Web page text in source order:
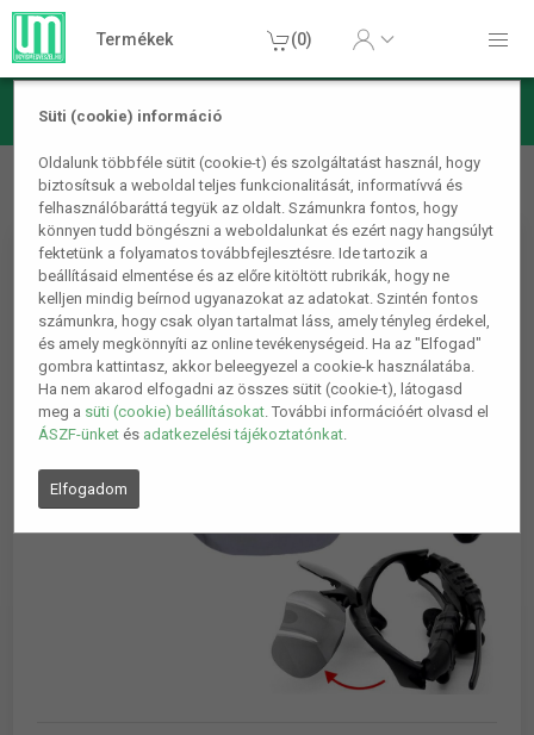
Süti (cookie) információ
Oldalunk többféle sütit (cookie-t) és szolgáltatást használ, hogy
biztosítsuk a weboldal teljes funkcionalitását, informatívvá és
felhasználóbaráttá tegyük az oldalt. Számunkra fontos, hogy
könnyen tudd böngészni a weboldalunkat és ezért nagy hangsúlyt
fektetünk a folyamatos továbbfejlesztésre. Ide tartozik a
beállításaid elmentése és az előre kitöltött rubrikák, hogy ne
kelljen mindig beírnod ugyanazokat az adatokat. Szintén fontos
számunkra, hogy csak olyan tartalmat láss, amely tényleg érdekel,
és amely megkönnyíti az online tevékenységeid. Ha az "Elfogad"
gombra kattintasz, akkor beleegyezel a cookie-k használatába.
Ha nem akarod elfogadni az összes sütit (cookie-t), látogasd
meg a süti (cookie) beállításokat. További információért olvasd el
ÁSZF-ünket és adatkezelési tájékoztatónkat.
Elfogadom
Termékek (0)
Hangtechnika Fülhallgatók, headsetek
Napszemüvegbe
épített bluetooth headset, zenelejátszóval